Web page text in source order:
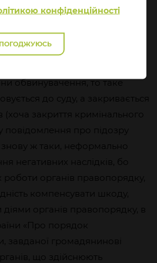
а питання винуватості
орган досудового
повідомлення про підозру.
так, що якщо є будь-який
обвинувачення, то таке
до суду, а закривається
(хоча закриття кримінального
про підозру
ж таки, неформально
негативних наслідків, бо
роботи органів правопорядку,
компенсувати шкоду,
органів правопорядку, в
«Про порядок
завданої громадянинові
що здійснюють
конфіденційності
ПОГОДЖУЮСЬ